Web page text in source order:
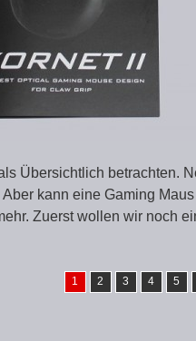
Übersichtlich betrachten.
kann eine Gaming
Zuerst wollen wir noch
1 2 3 4 5